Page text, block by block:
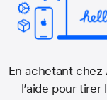
En achetant
l’aide pour